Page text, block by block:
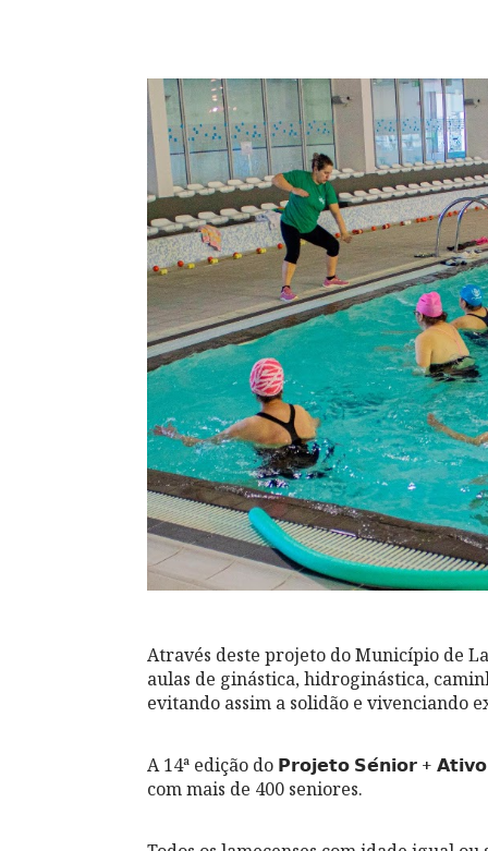
Através deste projeto do Município de
aulas de ginástica, hidroginástica,
evitando assim a solidão e vivenciando
A 14ª edição do 𝗣𝗿𝗼𝗷𝗲𝘁𝗼 𝗦𝗲́𝗻𝗶𝗼𝗿 +
com mais de 400 seniores.